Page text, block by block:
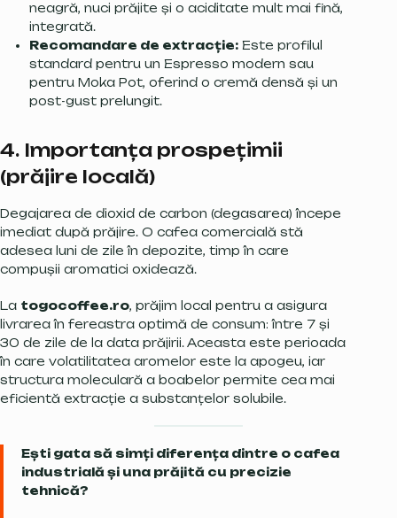
neagră, nuci prăjite și o aciditate mult mai fină,
integrată.
Recomandare de extracție:Este profilul
standard pentru un Espresso modern sau
pentru Moka Pot, oferind o cremă densă și un
post-gust prelungit.
4. Importanța prospețimii
(prăjire locală)
Degajarea de dioxid de carbon (degasarea) începe
imediat după prăjire. O cafea comercială stă
adesea luni de zile în depozite, timp în care
compușii aromatici oxidează.
La togocoffee.ro, prăjim local pentru a asigura
livrarea în fereastra optimă de consum: între 7 și
30 de zile de la data prăjirii. Aceasta este perioada
în care volatilitatea aromelor este la apogeu, iar
structura moleculară a boabelor permite cea mai
eficientă extracție a substanțelor solubile.
Ești gata să simți diferența dintre o cafea
industrială și una prăjită cu precizie
tehnică?